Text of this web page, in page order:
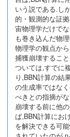
いう説である.し
的・観測的な証
宙物理学だけで
も巻き込んだ物
物理学の観点か
捕獲崩壊するこ
ついては,すでに
り,BBN計算の結
の生成率ではな
べきとの指摘が
崩壊する前に他
ば,BBN計算にお
を解決できる可